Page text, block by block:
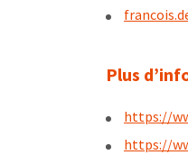
Plus
https://
https://